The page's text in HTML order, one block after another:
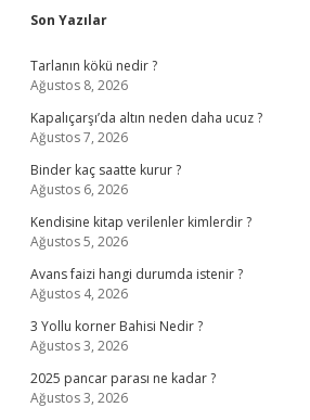
Sidebar
Son Yazılar
Tarlanın kökü nedir ?
Ağustos 8, 2026
Kapalıçarşı’da altın neden daha ucuz ?
Ağustos 7, 2026
Binder kaç saatte kurur ?
Ağustos 6, 2026
Kendisine kitap verilenler kimlerdir ?
Ağustos 5, 2026
Avans faizi hangi durumda istenir ?
Ağustos 4, 2026
3 Yollu korner Bahisi Nedir ?
Ağustos 3, 2026
2025 pancar parası ne kadar ?
Ağustos 3, 2026